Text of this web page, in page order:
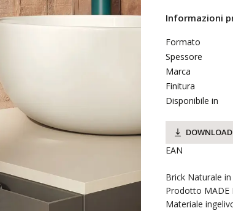
Informazioni
Formato
Spessore
Marca
Finitura
Disponibile in
EAN
Brick Naturale
Prodotto MADE
Materiale